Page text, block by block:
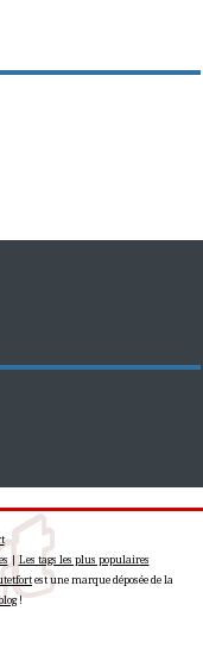
|Les tags les plus populaires
est une marque déposée de la
!